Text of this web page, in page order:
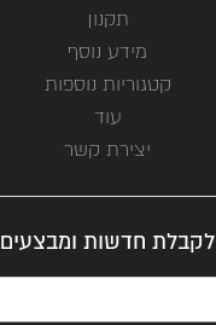
תקנון
מידע נוסף
קטגוריות נוספות
עוד
יצירת קשר
לקבלת חדשות ומבצעים